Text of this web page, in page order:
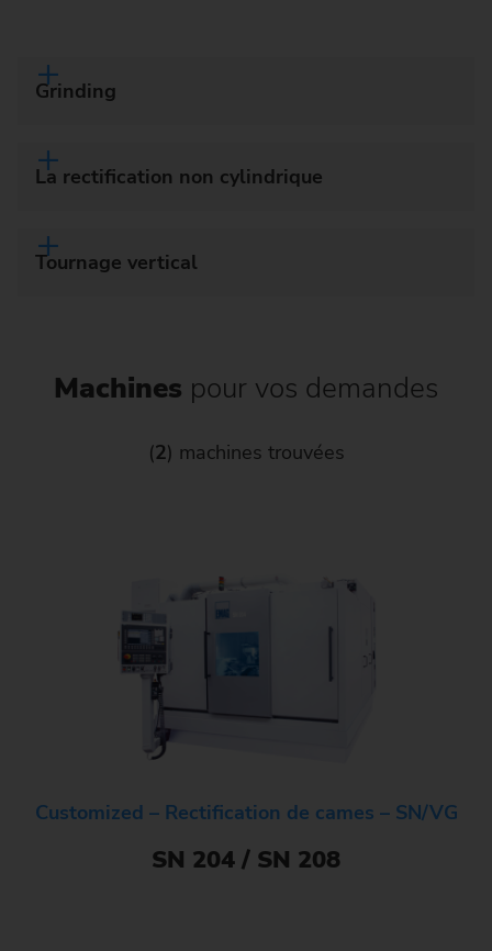
Grinding
La rectification non cylindrique
Tournage vertical
Machines pour vos demandes
(2) machines trouvées
Customized – Rectification de cames – SN/VG
SN 204 / SN 208